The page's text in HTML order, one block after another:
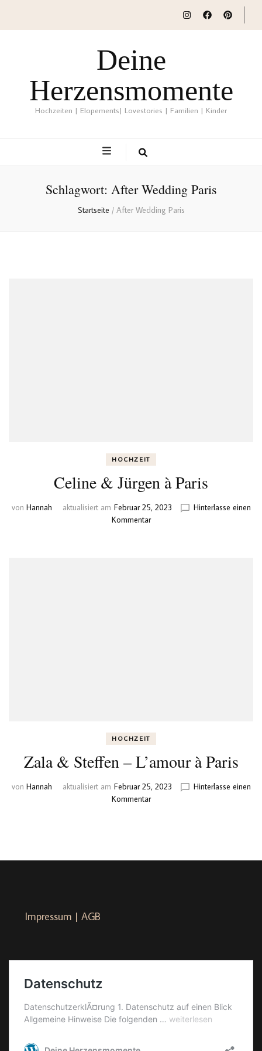
Deine
Herzensmomente
Hochzeiten | Elopements| Lovestories | Familien | Kinder
Schlagwort: After Wedding Paris
Startseite / After Wedding Paris
HOCHZEIT
Celine & Jürgen à Paris
von Hannah aktualisiert am Februar 25, 2023
Hinterlasse einen
Kommentarzu
HOCHZEIT
Zala & Steffen – L’amour à Paris
von Hannah aktualisiert am Februar 25, 2023
Hinterlasse einen
Kommentarzu
L’amour
Impressum | AGB